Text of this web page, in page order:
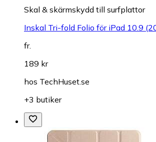
Skal & skärmskydd till surfplattor
Inskal Tri-fold Folio för iPad 10.9
fr.
189 kr
hos TechHuset.se
+3 butiker